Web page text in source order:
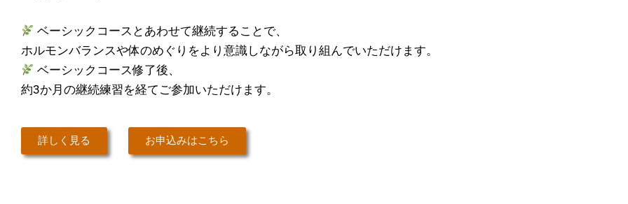
ベーシックコースとあわせて継続することで、
ホルモンバランスや体のめぐりをより意識しながら取り組んでいただけます。
ベーシックコース修了後、
約3か月の継続練習を経てご参加いただけます。
詳しく見る お申込みはこちら